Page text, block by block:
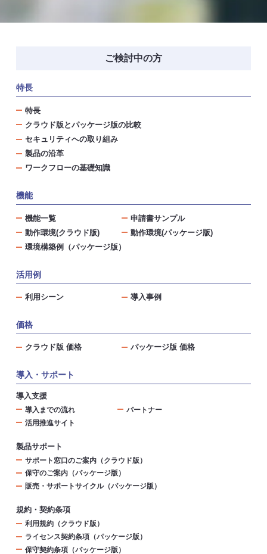
ご検討中の方
特長
特長
クラウド版とパッケージ版の比較
セキュリティへの取り組み
製品の沿革
ワークフローの基礎知識
機能
機能一覧
申請書サンプル
動作環境(クラウド版)
動作環境(パッケージ版)
環境構築例（パッケージ版）
活用例
利用シーン 導入事例
価格
クラウド版 価格 パッケージ版 価格
導入・サポート
導入支援
導入までの流れ
パートナー
活用推進サイト
製品サポート
サポート窓口のご案内（クラウド版）
保守のご案内（パッケージ版）
販売・サポートサイクル（パッケージ版）
規約・契約条項
利用規約（クラウド版）
ライセンス契約条項（パッケージ版）
保守契約条項（パッケージ版）